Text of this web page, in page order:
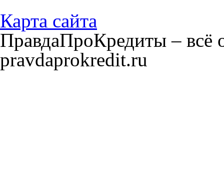
Карта сайта
ПравдаПроКредиты – всё
pravdaprokredit.ru